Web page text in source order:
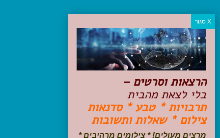
קטגוריות פופולריות
יעדים
טיולים בישראל
מלונות בוטיק בישראל
טיפים והמלצות
הכנות לנסיעה
טיולי ג'יפים
טיולים עם ילדים
שייט, הפלגות, קרוזים
הרצאות וסרטים –
בלי לצאת מהבית
תרבויות * טבע * סדנאות
צילום * שאלות ותשובות
מרצים מעולים! * צילומים מרהיבים *